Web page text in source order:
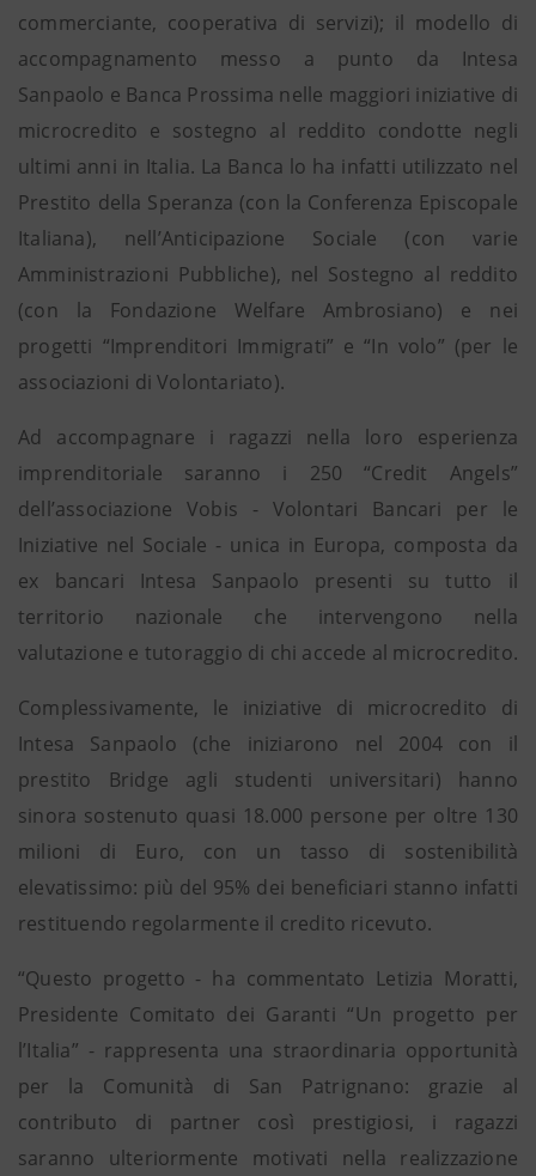
commerciante, cooperativa di servizi); il modello di
accompagnamento messo a punto da Intesa
Sanpaolo e Banca Prossima nelle maggiori iniziative di
microcredito e sostegno al reddito condotte negli
ultimi anni in Italia. La Banca lo ha infatti utilizzato nel
Prestito della Speranza (con la Conferenza Episcopale
Italiana), nell’Anticipazione Sociale (con varie
Amministrazioni Pubbliche), nel Sostegno al reddito
(con la Fondazione Welfare Ambrosiano) e nei
progetti “Imprenditori Immigrati” e “In volo” (per le
associazioni di Volontariato).
Ad accompagnare i ragazzi nella loro esperienza
imprenditoriale saranno i 250 “Credit Angels”
dell’associazione Vobis - Volontari Bancari per le
Iniziative nel Sociale - unica in Europa, composta da
ex bancari Intesa Sanpaolo presenti su tutto il
territorio nazionale che intervengono nella
valutazione e tutoraggio di chi accede al microcredito.
Complessivamente, le iniziative di microcredito di
Intesa Sanpaolo (che iniziarono nel 2004 con il
prestito Bridge agli studenti universitari) hanno
sinora sostenuto quasi 18.000 persone per oltre 130
milioni di Euro, con un tasso di sostenibilità
elevatissimo: più del 95% dei beneficiari stanno infatti
restituendo regolarmente il credito ricevuto.
“Questo progetto - ha commentato Letizia Moratti,
Presidente Comitato dei Garanti “Un progetto per
l’Italia” - rappresenta una straordinaria opportunità
per la Comunità di San Patrignano: grazie al
contributo di partner così prestigiosi, i ragazzi
saranno ulteriormente motivati nella realizzazione